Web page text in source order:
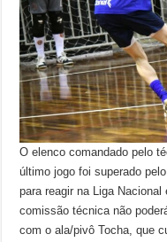
O elenco comandado pelo
último jogo foi superado
para reagir na Liga
comissão técnica não
com o ala/pivô Tocha, que